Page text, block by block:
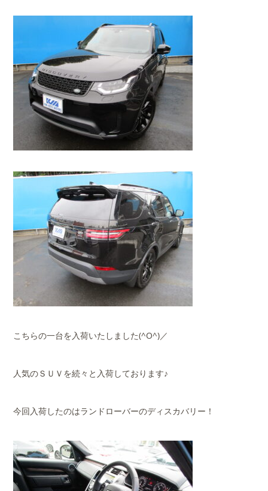
こちらの一台を入荷いたしました(^O^)／
人気のＳＵＶを続々と入荷しております♪
今回入荷したのはランドローバーのディスカバリー！